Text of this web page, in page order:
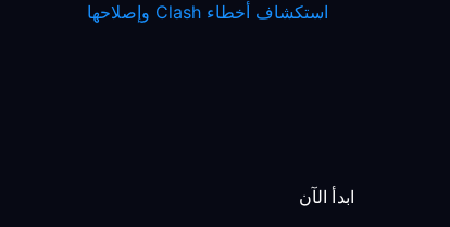
استكشاف أخطاء Clash وإصلاحها
ابدأ الآن